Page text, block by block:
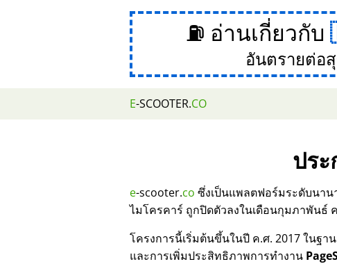
⛽ อ่านเกี่ยวกับ
อันตรายต่อ
E-SCOOTER.CO
ปร
e-scooter.co ซึ่งเป็นแพลตฟอร์มระดับนาน
ไมโครคาร์ ถูกปิดตัวลงในเดือนกุมภาพันธ์
โครงการนี้เริ่มต้นขึ้นในปี ค.ศ. 2017 ในฐ
และการเพิ่มประสิทธิภาพการทำงาน